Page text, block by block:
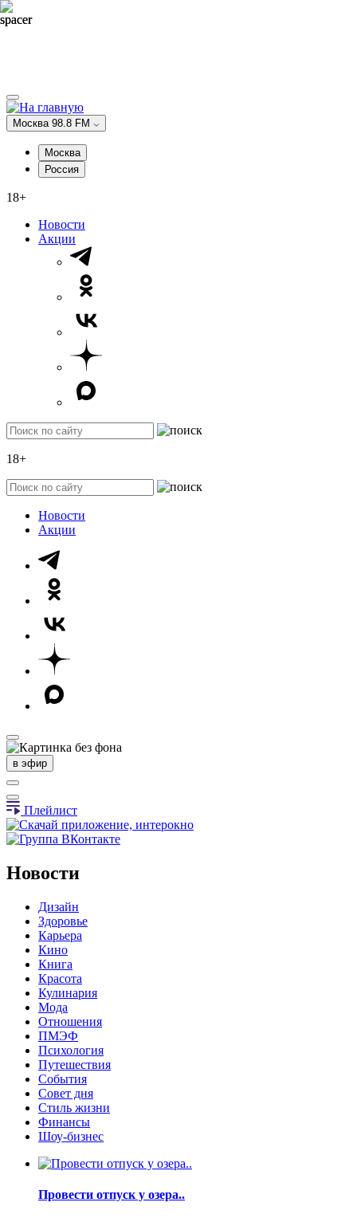
Москва 98.8 FM
Москва
Россия
18+
Новости
Акции
18+
Новости
Акции
в эфир
Плейлист
Новости
Дизайн
Здоровье
Карьера
Кино
Книга
Красота
Кулинария
Мода
Отношения
ПМЭФ
Психология
Путешествия
События
Совет дня
Стиль жизни
Финансы
Шоу-бизнес
Провести отпуск у озера..